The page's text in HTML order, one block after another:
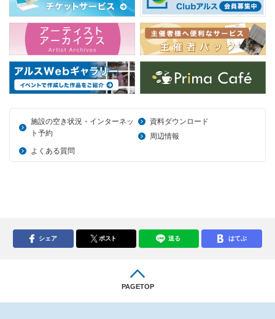
施設の空き状況・インターネッ
ト予約
資料ダウンロード
周辺情報
よくある質問
シェア ポスト 送る はてぶ
PAGETOP